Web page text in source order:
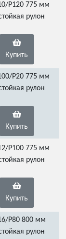
Р120 775 мм
рулон
Купить
Р20 775 мм
рулон
Купить
Р100 775 мм
рулон
Купить
Р80 800 мм
рулон